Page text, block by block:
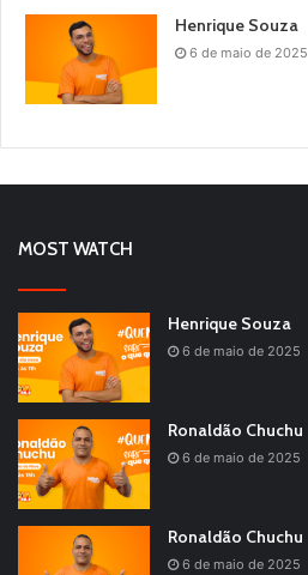
Henrique Souza
6 de maio de 2025
MOST WATCH
Henrique Souza
6 de maio de 2025
Ronaldão Chuchu
6 de maio de 2025
Ronaldão Chuchu
6 de maio de 2025